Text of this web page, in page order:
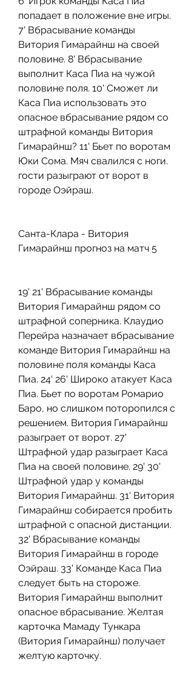
попадает в положение вне игры.
7' Вбрасывание команды
Витория Гимарайнш на своей
половине. 8' Вбрасывание
выполнит Каса Пиа на чужой
половине поля. 10' Сможет ли
Каса Пиа использовать это
опасное вбрасывание рядом со
штрафной команды Витория
Гимарайнш? 11' Бьет по воротам
Юки Сома. Мяч свалился с ноги.
гости разыграют от ворот в
городе Оэйраш.
Санта-Клара - Витория
Гимарайнш прогноз на матч 5
19' 21' Вбрасывание команды
Витория Гимарайнш рядом со
штрафной соперника. Клаудио
Перейра назначает вбрасывание
команде Витория Гимарайнш на
половине поля команды Каса
Пиа. 24' 26' Широко атакует Каса
Пиа. Бьет по воротам Ромарио
Баро, но слишком поторопился с
решением. Витория Гимарайнш
разыграет от ворот. 27'
Штрафной удар разыграет Каса
Пиа на своей половине. 29' 30'
Штрафной удар у команды
Витория Гимарайнш. 31' Витория
Гимарайнш собирается пробить
штрафной с опасной дистанции.
32' Вбрасывание команды
Витория Гимарайнш в городе
Оэйраш. 33' Команде Каса Пиа
следует быть на стороже.
Витория Гимарайнш выполнит
опасное вбрасывание. Желтая
карточка Мамаду Тункара
(Витория Гимарайнш) получает
желтую карточку.